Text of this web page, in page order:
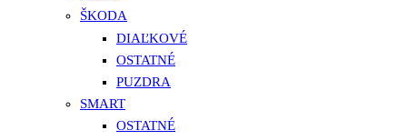
ŠKODA
DIAĽKOVÉ
OSTATNÉ
PUZDRA
SMART
OSTATNÉ